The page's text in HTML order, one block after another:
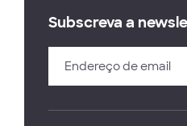
Subscreva a